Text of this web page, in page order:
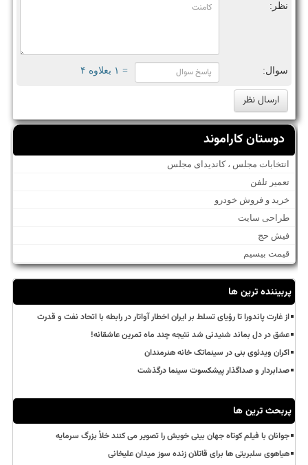
نظر:
سوال: = ۱ بعلاوه ۴
دوستان کاراموند
انتخابات مجلس ، کاندیدای مجلس
تعمیر تلفن
خرید و فروش خودرو
طراحی سایت
فیش حج
قیمت بیسیم
پربیننده ترین ها
از غارت پاندورا تا رؤیای تسلط بر ایران اخطار آواتار در رابطه با اتحاد نفت و قدرت
عشق در دل بماند شنیدنی شد نتیجه چند ماه تمرین عاشقانه!
اکران ویدئوی بنی در سینماتک خانه هنرمندان
صدابردار و صداگذار پیشکسوت سینما درگذشت
پربحث ترین ها
جوانان با فیلم کوتاه جهان بینی خویش را تصویر می کنند خلأ بزرگ سرمایه
هیاهوی سلبریتی ها برای قاتلان زنده سوز میدان علیخانی